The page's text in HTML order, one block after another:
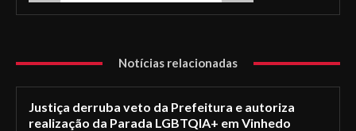
Notícias relacionadas
Justiça derruba veto da Prefeitura e autoriza
realização da Parada LGBTQIA+ em Vinhedo